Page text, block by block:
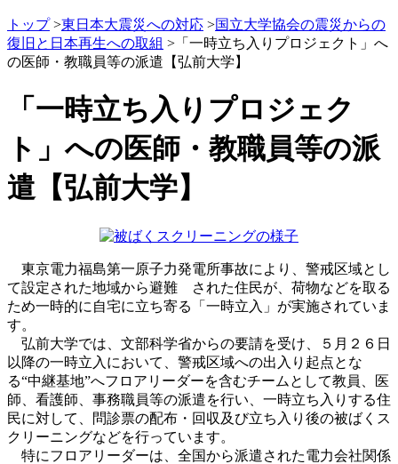
トップ>東日本大震災への対応 >国立大学協会の震災からの
復旧と日本再生への取組 >「一時立ち入りプロジェクト」へ
の医師・教職員等の派遣【弘前大学】
「一時立ち入りプロジェク
ト」への医師・教職員等の派
遣【弘前大学】
東京電力福島第一原子力発電所事故により、警戒区域とし
て設定された地域から避難 された住民が、荷物などを取る
ため一時的に自宅に立ち寄る「一時立入」が実施されていま
す。
弘前大学では、文部科学省からの要請を受け、５月２６日
以降の一時立入において、警戒区域への出入り起点とな
る“中継基地”へフロアリーダーを含むチームとして教員、医
師、看護師、事務職員等の派遣を行い、一時立ち入りする住
民に対して、問診票の配布・回収及び立ち入り後の被ばくス
クリーニングなどを行っています。
特にフロアリーダーは、全国から派遣された電力会社関係